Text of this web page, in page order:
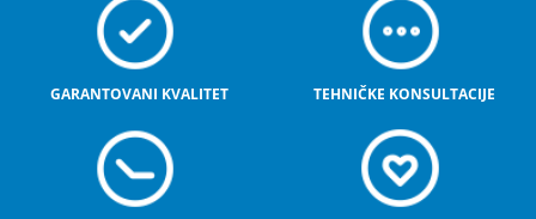
GARANTOVANI KVALITET TEHNIČKE KONSULTACIJE